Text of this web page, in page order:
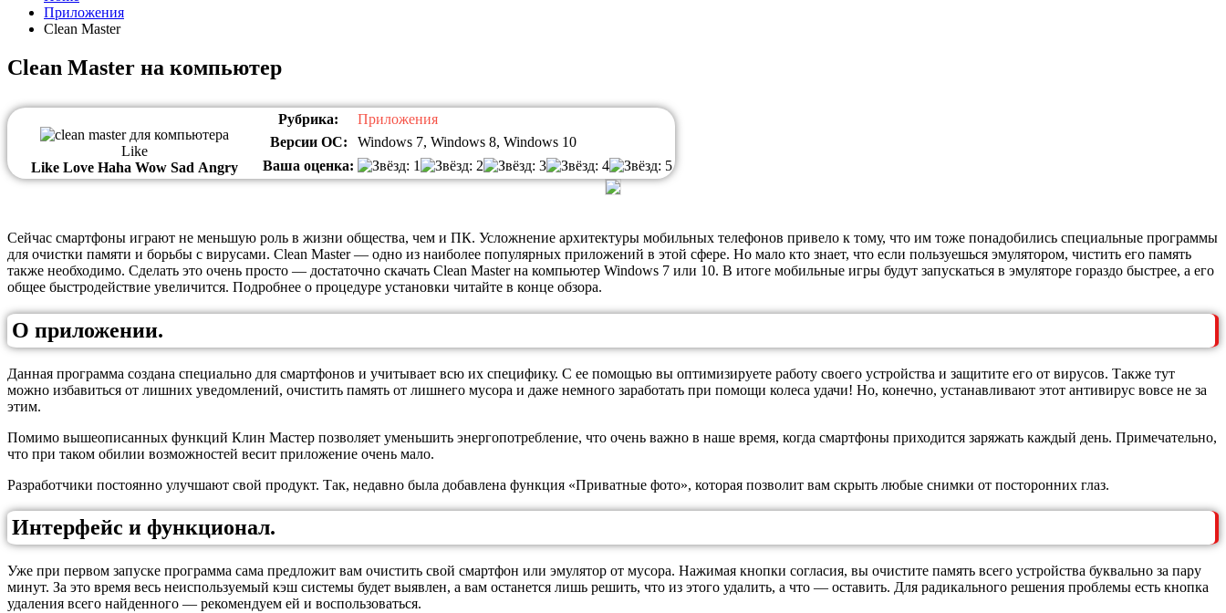
Приложения
Clean Master
Clean Master на компьютер
Like
Like Love Haha Wow Sad Angry
Рубрика:
Приложения
Версии ОС:
Windows 7, Windows 8, Windows 10
Ваша оценка:
Сейчас смартфоны играют не меньшую роль в жизни общества, чем и ПК. Усложнение архитектуры мобильных телефонов привело к тому, что им тоже понадобились специальные программы
для очистки памяти и борьбы с вирусами. Clean Master — одно из наиболее популярных приложений в этой сфере. Но мало кто знает, что если пользуешься эмулятором, чистить его память
также необходимо. Сделать это очень просто — достаточно скачать Clean Master на компьютер Windows 7 или 10. В итоге мобильные игры будут запускаться в эмуляторе гораздо быстрее, а его
общее быстродействие увеличится. Подробнее о процедуре установки читайте в конце обзора.
О приложении.
Данная программа создана специально для смартфонов и учитывает всю их специфику. С ее помощью вы оптимизируете работу своего устройства и защитите его от вирусов. Также тут
можно избавиться от лишних уведомлений, очистить память от лишнего мусора и даже немного заработать при помощи колеса удачи! Но, конечно, устанавливают этот антивирус вовсе не за
этим.
Помимо вышеописанных функций Клин Мастер позволяет уменьшить энергопотребление, что очень важно в наше время, когда смартфоны приходится заряжать каждый день. Примечательно,
что при таком обилии возможностей весит приложение очень мало.
Разработчики постоянно улучшают свой продукт. Так, недавно была добавлена функция «Приватные фото», которая позволит вам скрыть любые снимки от посторонних глаз.
Интерфейс и функционал.
Уже при первом запуске программа сама предложит вам очистить свой смартфон или эмулятор от мусора. Нажимая кнопки согласия, вы очистите память всего устройства буквально за пару
минут. За это время весь неиспользуемый кэш системы будет выявлен, а вам останется лишь решить, что из этого удалить, а что — оставить. Для радикального решения проблемы есть кнопка
удаления всего найденного — рекомендуем ей и воспользоваться.